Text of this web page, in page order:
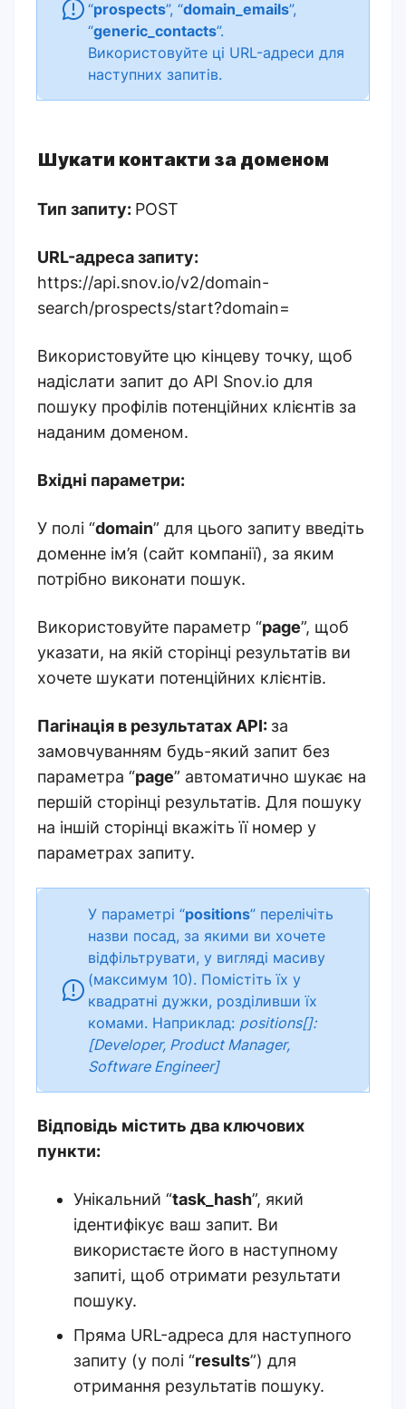
“prospects”, “domain_emails”,
“generic_contacts”.
Використовуйте ці URL-адреси для
наступних запитів.
Шукати контакти за доменом
Тип запиту: POST
URL-адреса запиту:
https://api.snov.io/v2/domain-
search/prospects/start?domain=
Використовуйте цю кінцеву точку, щоб
надіслати запит до API Snov.io для
пошуку профілів потенційних клієнтів за
наданим доменом.
Вхідні параметри:
У полі “domain” для цього запиту введіть
доменне ім’я (сайт компанії), за яким
потрібно виконати пошук.
Використовуйте параметр “page”, щоб
указати, на якій сторінці результатів ви
хочете шукати потенційних клієнтів.
Пагінація в результатах API: за
замовчуванням будь-який запит без
параметра “page” автоматично шукає на
першій сторінці результатів. Для пошуку
на іншій сторінці вкажіть її номер у
параметрах запиту.
У параметрі “positions” перелічіть
назви посад, за якими ви хочете
відфільтрувати, у вигляді масиву
(максимум 10). Помістіть їх у
квадратні дужки, розділивши їх
комами. Наприклад: positions[]:
[Developer, Product Manager,
Software Engineer]
Відповідь містить два ключових
пункти:
Унікальний “task_hash”, який
ідентифікує ваш запит. Ви
використаєте його в наступному
запиті, щоб отримати результати
пошуку.
Пряма URL-адреса для наступного
запиту (у полі “results”) для
отримання результатів пошуку.